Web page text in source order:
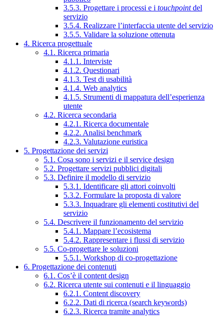
3.5.3. Progettare i processi e i touchpointdel
servizio
3.5.4. Realizzare l’interfaccia utente del servizio
3.5.5. Validare la soluzione ottenuta
4. Ricerca progettuale
4.1. Ricerca primaria
4.1.1. Interviste
4.1.2. Questionari
4.1.3. Test di usabilità
4.1.4. Web analytics
4.1.5. Strumenti di mappatura dell’esperienza
utente
4.2. Ricerca secondaria
4.2.1. Ricerca documentale
4.2.2. Analisi benchmark
4.2.3. Valutazione euristica
5. Progettazione dei servizi
5.1. Cosa sono i servizi e il service design
5.2. Progettare servizi pubblici digitali
5.3. Definire il modello di servizio
5.3.1. Identificare gli attori coinvolti
5.3.2. Formulare la proposta di valore
5.3.3. Inquadrare gli elementi costitutivi del
servizio
5.4. Descrivere il funzionamento del servizio
5.4.1. Mappare l’ecosistema
5.4.2. Rappresentare i flussi di servizio
5.5. Co-progettare le soluzioni
5.5.1. Workshop di co-progettazione
6. Progettazione dei contenuti
6.1. Cos’è il content design
6.2. Ricerca utente sui contenuti e il linguaggio
6.2.1. Content discovery
6.2.2. Dati di ricerca (search keywords)
6.2.3. Ricerca tramite analytics